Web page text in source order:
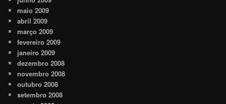
maio 2009
abril 2009
março 2009
fevereiro 2009
janeiro 2009
dezembro 2008
novembro 2008
outubro 2008
setembro 2008